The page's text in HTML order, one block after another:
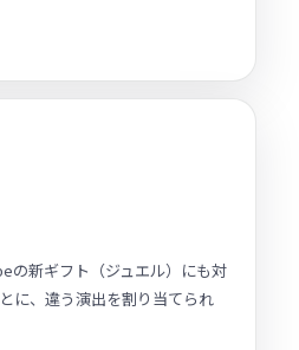
の新ギフト（ジュエル）にも対
に、違う演出を割り当てられ